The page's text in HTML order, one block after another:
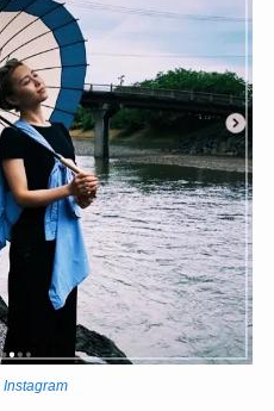
Instagram